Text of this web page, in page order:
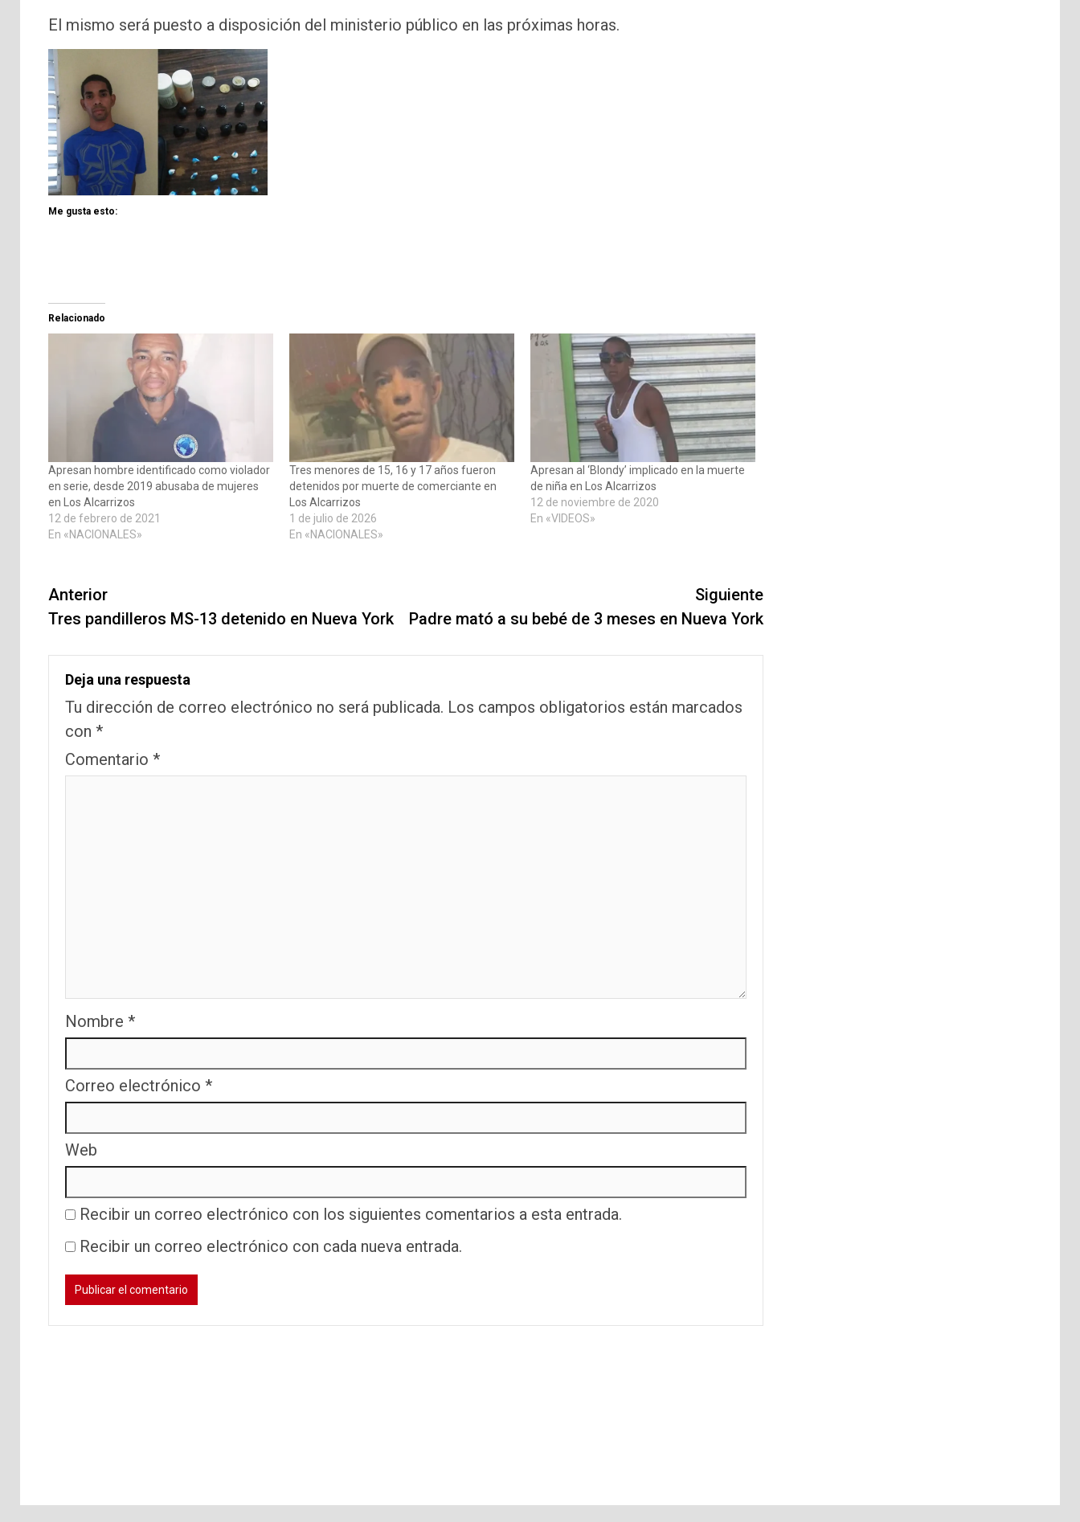
El mismo será puesto a disposición del ministerio público en las próximas horas.
Me gusta esto:
Relacionado
Apresan hombre identificado como violador
en serie, desde 2019 abusaba de mujeres
en Los Alcarrizos
12 de febrero de 2021
En «NACIONALES»
Tres menores de 15, 16 y 17 años fueron
detenidos por muerte de comerciante en
Los Alcarrizos
1 de julio de 2026
En «NACIONALES»
Apresan al ‘Blondy’ implicado en la muerte
de niña en Los Alcarrizos
12 de noviembre de 2020
En «VIDEOS»
Navegación
de
entradas
Anterior
Tres pandilleros MS-13 detenido en Nueva York
Siguiente
Padre mató a su bebé de 3 meses en Nueva York
Deja una respuesta
Tu dirección de correo electrónico no será publicada. Los campos obligatorios están marcados
con *
Comentario *
Nombre *
Correo electrónico *
Web
Recibir un correo electrónico con los siguientes comentarios a esta entrada.
Recibir un correo electrónico con cada nueva entrada.